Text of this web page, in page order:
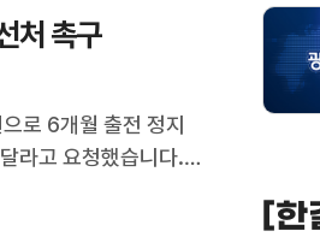
처 촉구
로 6개월 출전 정지
라고 요청했습니다.
자)야구 경기 중 5.18
[한